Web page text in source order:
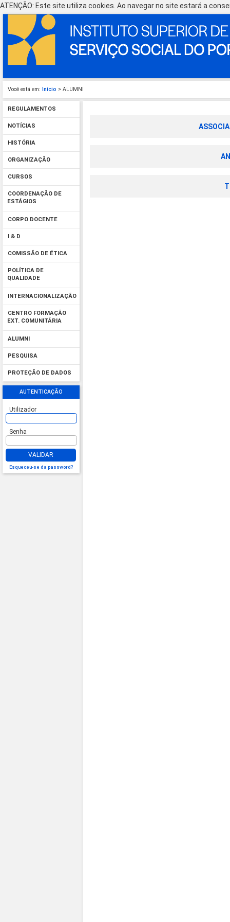
ATENÇÃO: Este site utiliza cookies. Ao navegar no site estará a
Você está em: Início > ALUMNI
REGULAMENTOS
NOTÍCIAS
HISTÓRIA
ORGANIZAÇÃO
CURSOS
COORDENAÇÃO DE
ESTÁGIOS
CORPO DOCENTE
I & D
COMISSÃO DE ÉTICA
POLÍTICA DE
QUALIDADE
INTERNACIONALIZAÇÃO
CENTRO FORMAÇÃO
EXT. COMUNITÁRIA
ALUMNI
PESQUISA
PROTEÇÃO DE DADOS
AUTENTICAÇÃO
Utilizador
Senha
VALIDAR
Esqueceu-se da password?